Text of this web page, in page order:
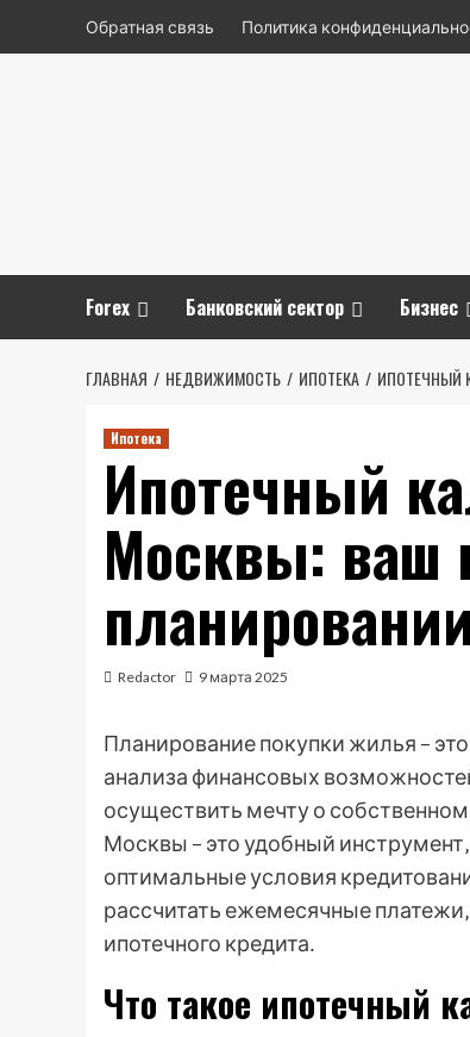
Обратная связь Политика
Forex Банковский сектор Бизнес
ГЛАВНАЯ НЕДВИЖИМОСТЬ ИПОТЕКА ИПОТЕЧНЫЙ
Ипотека
Ипотечный
Москвы: ваш
Redactor 9 марта 2025
Планирование покупки жилья –
анализа финансовых
осуществить мечту о
Москвы – это удобный
оптимальные условия
рассчитать ежемесячные
ипотечного кредита․
Что такое ипотечный